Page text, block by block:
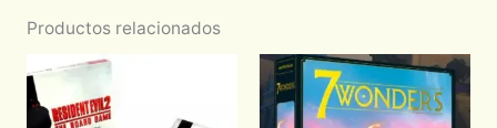
Productos relacionados